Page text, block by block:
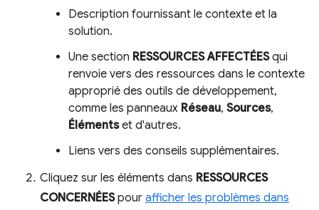
Description fournissant le contexte et la
solution.
Une section RESSOURCES AFFECTÉESqui
renvoie vers des ressources dans le contexte
approprié des outils de développement,
comme les panneaux Réseau, Sources,
Élémentset d'autres.
Liens vers des conseils supplémentaires.
Cliquez sur les éléments dans RESSOURCES
CONCERNÉESpour afficher les problèmes dans